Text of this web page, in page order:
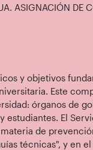
ASIGNACIÓN DE
y objetivos
Este
órganos de
El
de
técnicas", y en